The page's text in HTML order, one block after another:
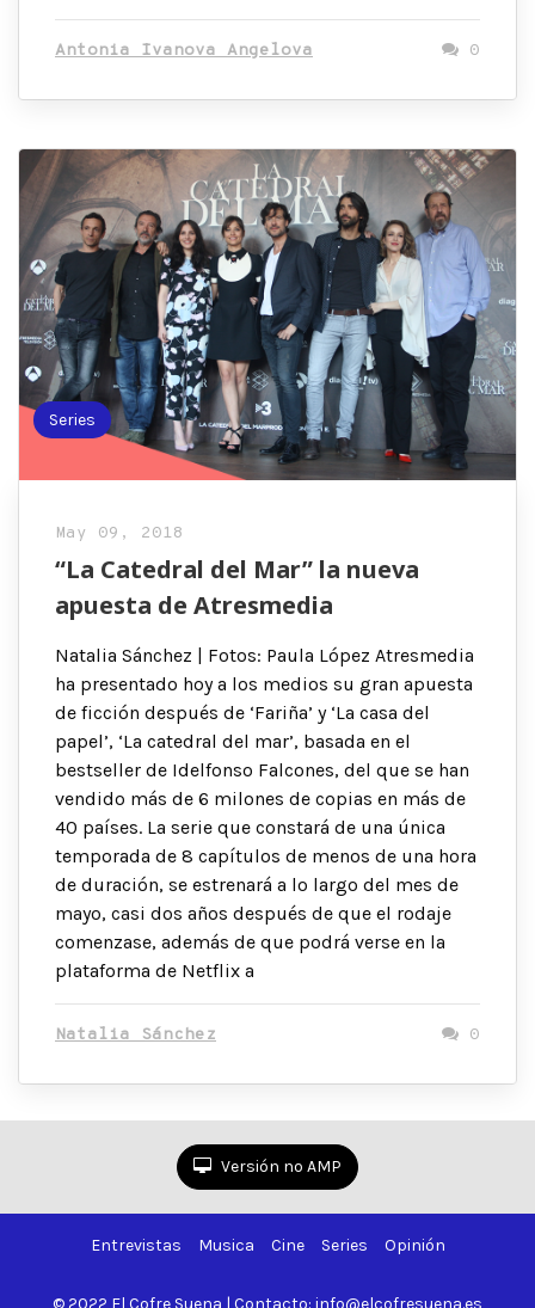
Antonia Ivanova Angelova 0
Series
May 09, 2018
“La Catedral del Mar” la nueva
apuesta de Atresmedia
Natalia Sánchez | Fotos: Paula López Atresmedia
ha presentado hoy a los medios su gran apuesta
de ficción después de ‘Fariña’ y ‘La casa del
papel’, ‘La catedral del mar’, basada en el
bestseller de Idelfonso Falcones, del que se han
vendido más de 6 milones de copias en más de
40 países. La serie que constará de una única
temporada de 8 capítulos de menos de una hora
de duración, se estrenará a lo largo del mes de
mayo, casi dos años después de que el rodaje
comenzase, además de que podrá verse en la
plataforma de Netflix a
Natalia Sánchez 0
Versión no AMP
Entrevistas Musica Cine Series Opinión
© 2022 El Cofre Suena | Contacto: info@elcofresuena.es